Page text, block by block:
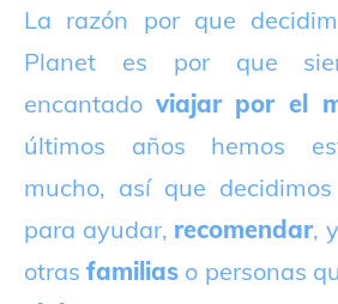
La razón por que
Planet es por que
encantado viajar por el
últimos años hemos
mucho, así que
para ayudar, recomendar,
otrasfamilias o personas